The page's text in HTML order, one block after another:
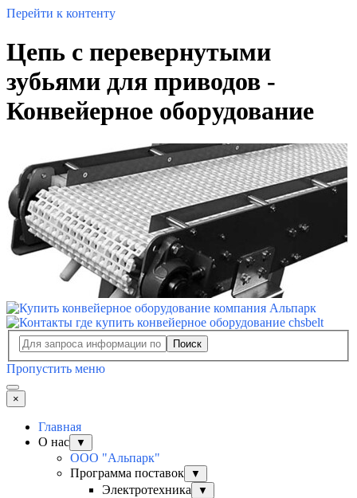
Перейти к контенту
Цепь с перевернутыми
зубьями для приводов -
Конвейерное оборудование
Поиск
Пропустить меню
×
Главная
О нас
▼
ООО "Альпарк"
Программа поставок
▼
Электротехника ▼